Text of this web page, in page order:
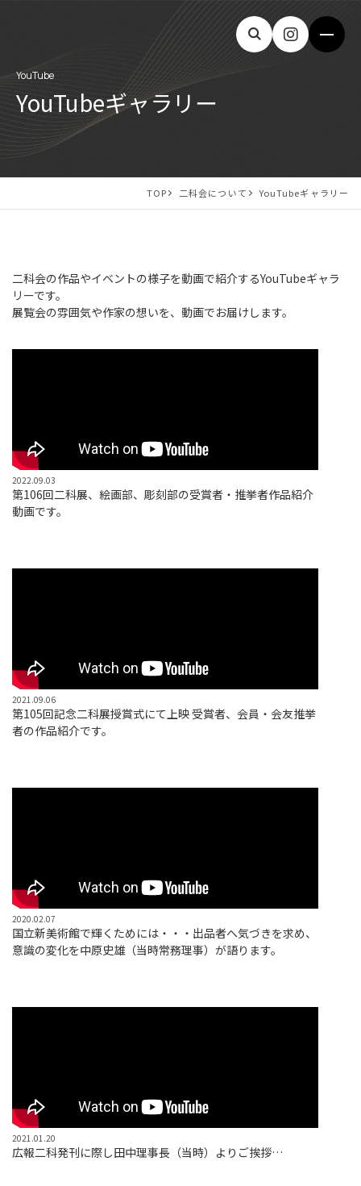
YouTube
YouTubeギャラリー
TOP 二科会について YouTubeギャラリー
二科会の作品やイベントの様子を動画で紹介するYouTubeギャラ
リーです。
展覧会の雰囲気や作家の想いを、動画でお届けします。
2022.09.03
第106回二科展、絵画部、彫刻部の受賞者・推挙者作品紹介
動画です。
2021.09.06
第105回記念二科展授賞式にて上映 受賞者、会員・会友推挙
者の作品紹介です。
2020.02.07
国立新美術館で輝くためには・・・出品者へ気づきを求め、
意識の変化を中原史雄（当時常務理事）が語ります。
2021.01.20
広報二科発刊に際し田中理事長（当時）よりご挨拶…